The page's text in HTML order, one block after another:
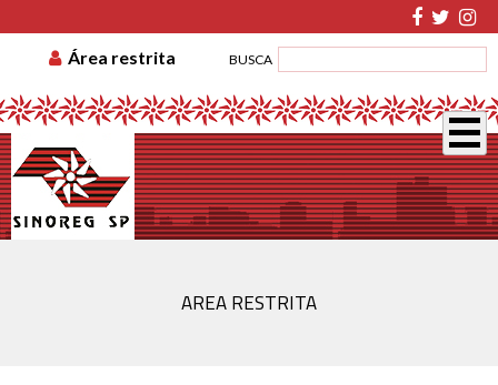
TABELA DE CUSTAS ASSOCIE-SE
GUIA DE
BUSCA
Área restrita
AREA RESTRITA